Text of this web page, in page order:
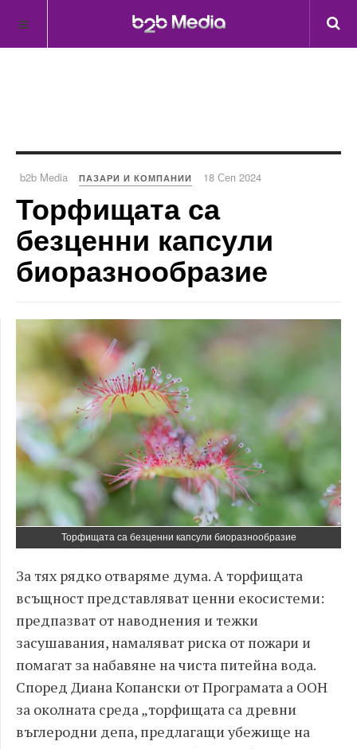
b2b Media ПАЗАРИ И КОМПАНИИ 18 Сеп 2024
Торфищата са
безценни капсули
биоразнообразие
Торфищата са безценни капсули биоразнообразие
За тях рядко отваряме дума. А торфищата
всъщност представляват ценни екосистеми:
предпазват от наводнения и тежки
засушавания, намаляват риска от пожари и
помагат за набавяне на чиста питейна вода.
Според Диана Копански от Програмата а ООН
за околната среда „торфищата са древни
въглеродни депа, предлагащи убежище на